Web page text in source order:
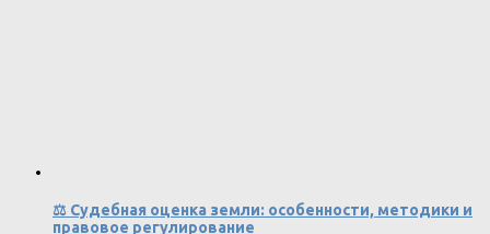
⚖️ Судебная оценка земли: особенности, методики и
правовое регулирование